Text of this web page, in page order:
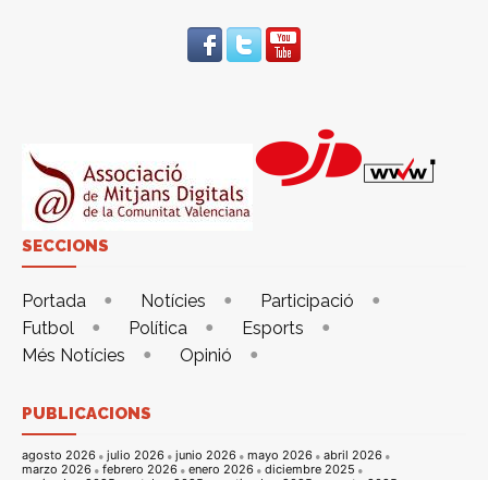
SECCIONS
Portada Notícies
Participació
Futbol
Política
Esports
Més Notícies
Opinió
PUBLICACIONS
agosto 2026 julio 2026 junio 2026 mayo 2026
abril 2026
marzo 2026
febrero 2026 enero 2026
diciembre 2025